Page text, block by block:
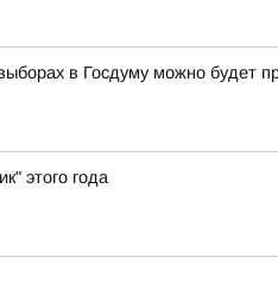
в Госдуму можно будет
этого года